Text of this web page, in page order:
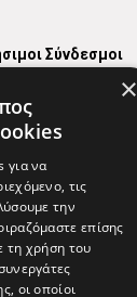
Σύνδεσμοι
Τηλέφωνα
Φαρμακεία
Απόρρητο
Όροι Χρήσης
×
για να
τις
την
επίσης
τη χρήση του
οι οποίοι